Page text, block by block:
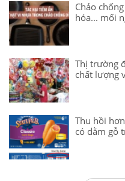
Chảo
hóa... mối
Thị trường
chất lượng
Thu hồi
có dằm gỗ